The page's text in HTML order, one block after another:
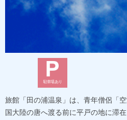
駐車場あり
旅館「田の浦温泉」は、青年僧侶「
国大陸の唐へ渡る前に平戸の地に滞